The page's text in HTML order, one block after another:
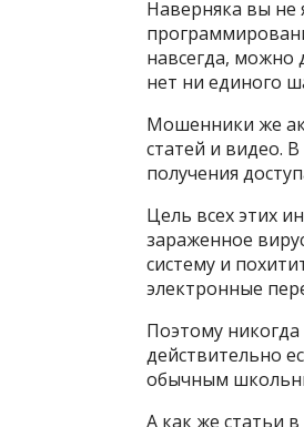
Наверняка вы не
навсегда, можно
нет ни единого
Мошенники же
статей и видео.
получения
Цель всех этих
зараженное
систему и
электронные
Поэтому
действительно
обычным
А как же статьи